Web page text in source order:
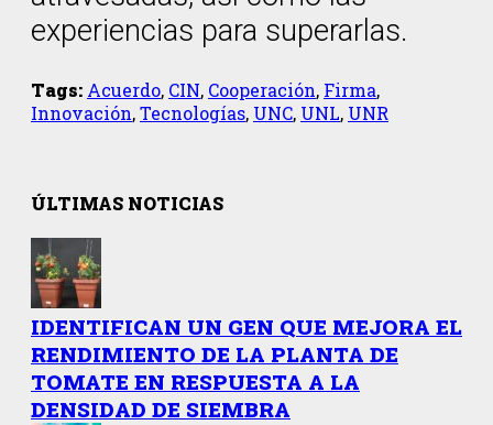
experiencias para superarlas.
Tags: Acuerdo, CIN, Cooperación, Firma,
Innovación,Tecnologías, UNC, UNL, UNR
ÚLTIMAS NOTICIAS
IDENTIFICAN UN GEN QUE MEJORA EL
RENDIMIENTO DE LA PLANTA DE
TOMATE EN RESPUESTA A LA
DENSIDAD DE SIEMBRA